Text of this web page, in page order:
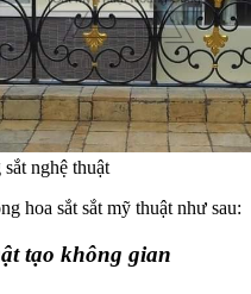
nghệ thuật
hoa sắt sắt mỹ thuật như sau:
tạo không gian